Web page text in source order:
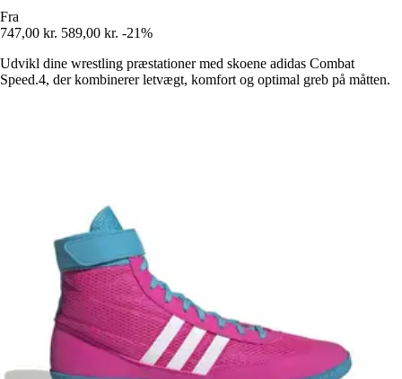
Fra
747,00 kr. 589,00 kr. -21%
Udvikl dine wrestling præstationer med skoene adidas Combat
Speed.4, der kombinerer letvægt, komfort og optimal greb på måtten.